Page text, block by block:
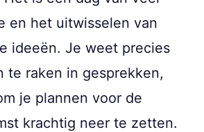
en het uitwisselen van
ideeën. Je weet precies
te raken in gesprekken,
je plannen voor de
krachtig neer te zetten.